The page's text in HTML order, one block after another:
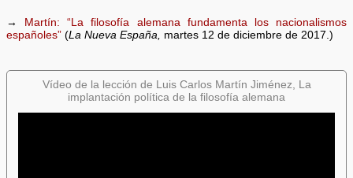
→
Martín: “La filosofía alemana fundamenta los nacionalismos
españoles” (La Nueva España, martes 12 de diciembre de 2017.)
Vídeo de la lección de Luis Carlos Martín Jiménez, La
implantación política de la filosofía alemana